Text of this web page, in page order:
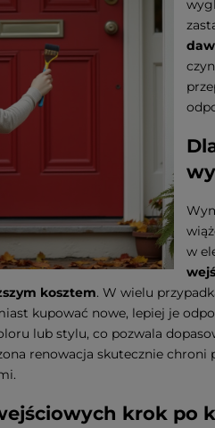
w
kosztem. W wielu
kupować nowe, lepiej je
lub stylu, co pozwala
renowacja skutecznie
krok po